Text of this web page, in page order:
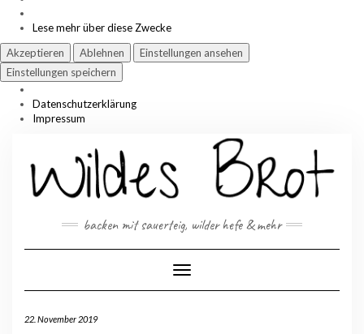
Lese mehr über diese Zwecke
Akzeptieren
Ablehnen
Einstellungen ansehen
Einstellungen speichern
Datenschutzerklärung
Impressum
content
backen mit sauerteig, wilder hefe & mehr
Toggle Navigation
22. November 2019